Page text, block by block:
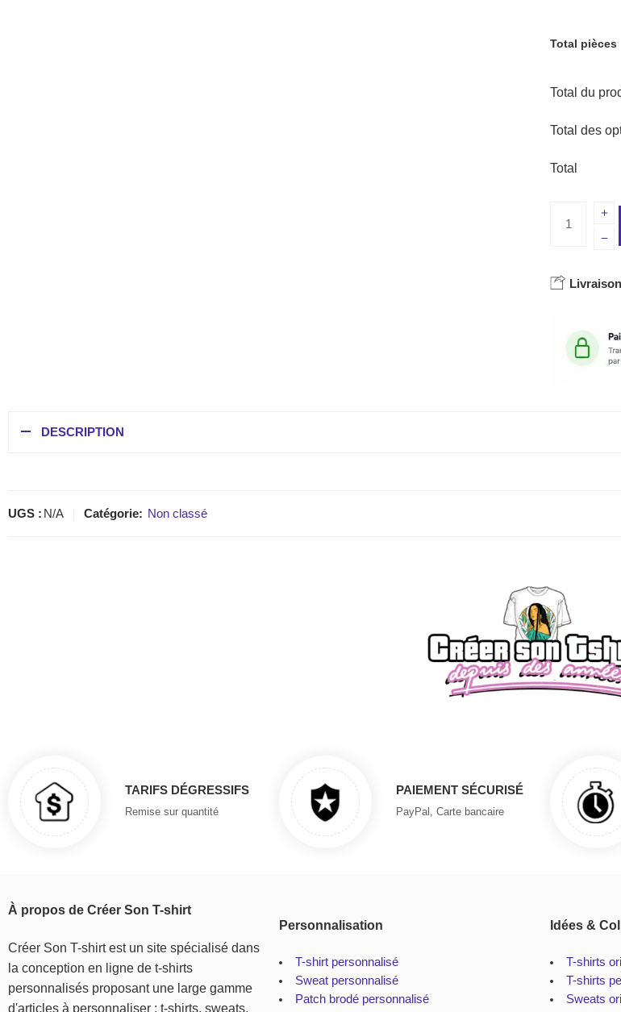
Total pièces
Total du
Total des
Total
DESCRIPTION
UGS : N/A Catégorie: Non classé
TARIFS DÉGRESSIFS
Remise sur quantité
PAIEMENT SÉCURISÉ
PayPal, Carte bancaire
À propos de Créer Son T-shirt
Créer Son T-shirt est un site spécialisé dans
la conception en ligne de t-shirts
personnalisés proposant une large gamme
d'articles à personnaliser : t-shirts, sweats,
Personnalisation
T-shirt personnalisé
Sweat personnalisé
Patch brodé personnalisé
Idées &
T-shirts
T-shirts
Sweats